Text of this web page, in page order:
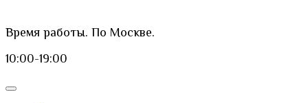
Время работы. По Москве.
10:00-19:00